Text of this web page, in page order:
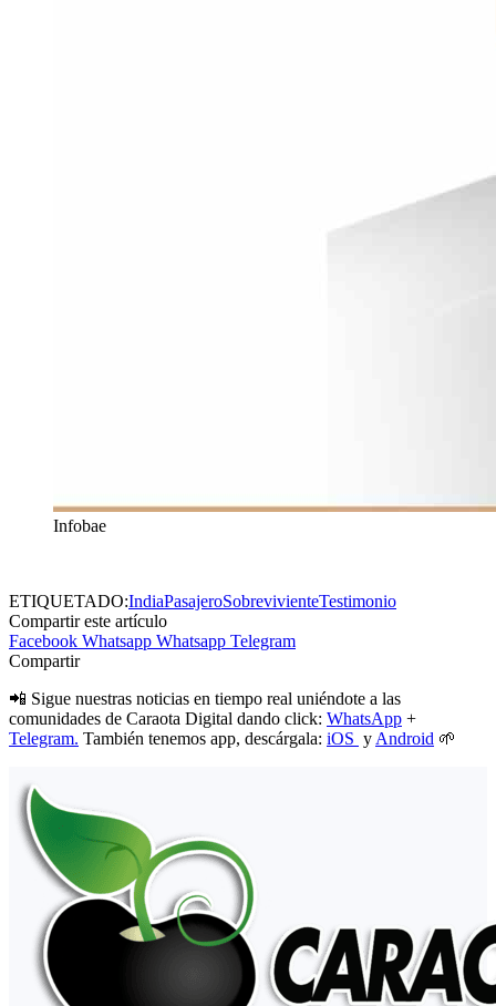
Infobae
ETIQUETADO:IndiaPasajeroSobrevivienteTestimonio
Compartir este artículo
Facebook Whatsapp Whatsapp Telegram
Compartir
📲 Sigue nuestras noticias en tiempo real uniéndote a las
comunidades de Caraota Digital dando click: WhatsApp +
Telegram. También tenemos app, descárgala: iOS y Android 🌱